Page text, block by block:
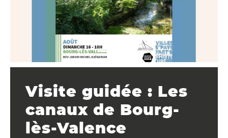
Visite guidée : Les
canaux de Bourg-
lès-Valence